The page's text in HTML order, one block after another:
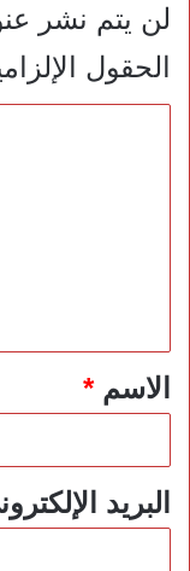
لن يتم نشر
الحقول
*الاسم*
البريد